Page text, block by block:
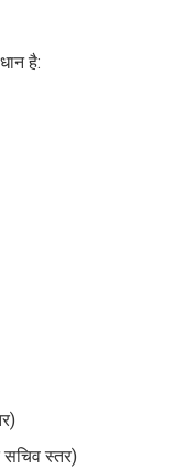
है:
सचिव स्तर)